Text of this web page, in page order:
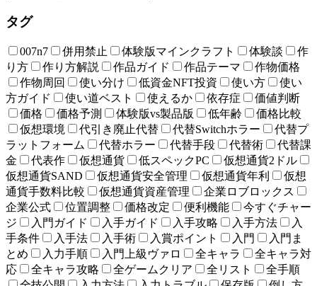
タグ
007n7 併用禁止 体験版マインクラフト 体験談
作
り方
作り方解説 作品ガイド 作品テーマ
作物価格
作物周回
使い分け 低資金NFT投資 使い方
使い
方ガイド
使い道ベスト 使えるか 依存症
価値判断
価格
価格予測 体験版vs製品版 低年齢
価格比較
仮想環境
代引き廃止代替 代替Switchホラー
代替プ
ラットフォーム
代替ホラー 代替手段 代替術
代替課
金
代表作 仮想通貨 低スペックPC
仮想通貨2ドル
仮想通貨SAND
仮想通貨安全管理 仮想通貨年利
仮想
通貨手数料比較
仮想通貨資産管理
企業ロブロックス
企業公式
位置調整 価格改定 便利機能
今すぐチャー
ジ
入門ガイド 入手ガイド 入手攻略 入手方法
入
手条件
入手法 入手術 入賞ポイント 入門
入門ま
とめ
入力手順 入門上級ヴァロ 全キャラ
全キャラ対
応
全キャラ攻略 全ゲームクリア 全リスト
全手順